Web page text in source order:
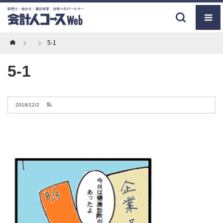
Home 5-1
5-1
2019/12/2